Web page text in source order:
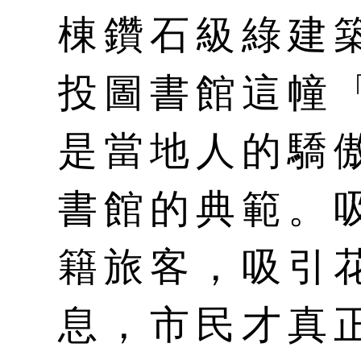
棟鑽石級綠建
投圖書館這幢
是當地人的驕
書館的典範。
籍旅客，吸引
息，市民才真